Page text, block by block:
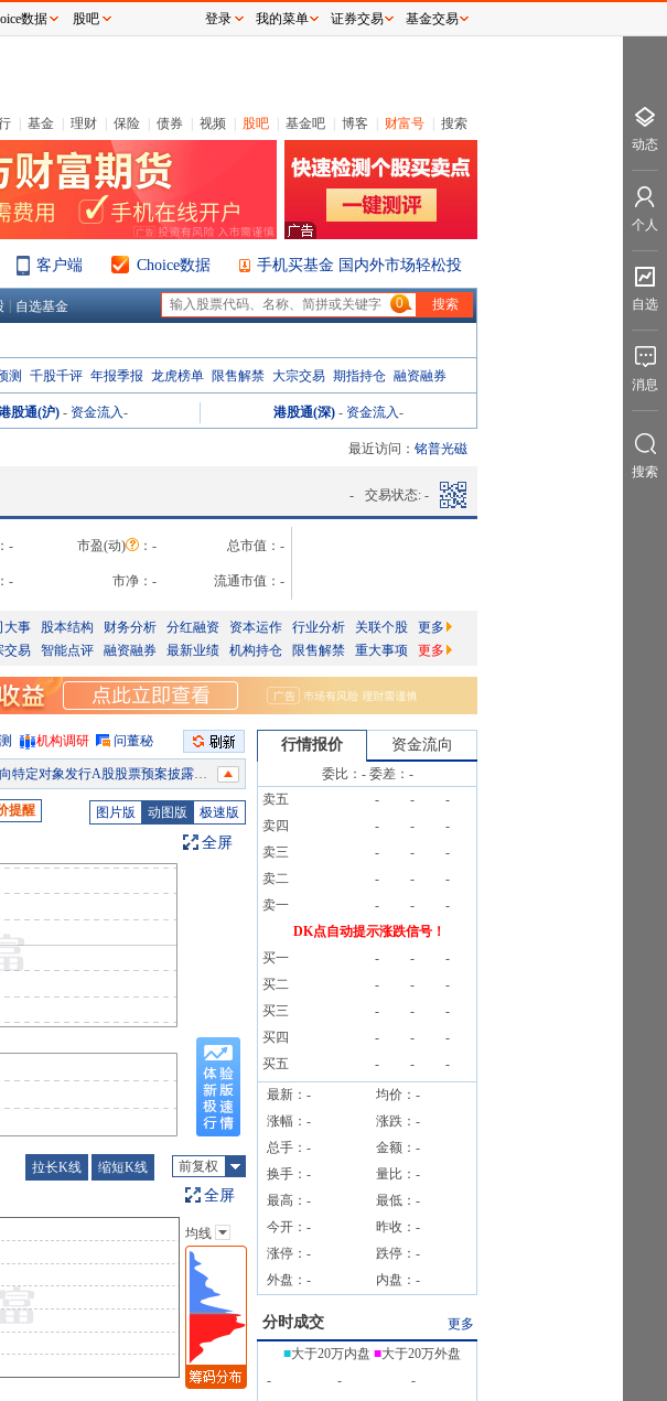
基金 理财 保险 债券 视频 股吧 基金吧 博客 财富号 搜索
客户端 Choice数据 手机买基金 国内外市场轻松投
自选基金 0
测 千股千评 年报季报 龙虎榜单 限售解禁 大宗交易 期指持仓 融资融券
股通(沪) - 资金流入- 港股通(深) - 资金流入-
最近访问： 铭普光磁
- 交易状态: -
- 市盈(动) ： - 总市值： -
- 市净： - 流通市值： -
大事 股本结构 财务分析 分红融资 资本运作 行业分析 关联个股
更多
交易 智能点评 融资融券 最新业绩 机构持仓 限售解禁 重大事项 更多
机构调研 问董秘
股股票预案披露的提示性公告》等15条公告
股数2070.00万股，质押总笔数3笔
股数2070.00万股，质押总笔数3笔
项及注销募集资金专项账户的公告》
股数2070.00万股，质押总笔数3笔
会
虹增持1笔，增持0.01万股
提醒 图片版 动图版 极速版
全屏
拉长K线 缩短K线 前复权
全屏
主图指标
均线
EXPMA
SAR
BBI
均线
行情报价 资金流向
委比： -委差： -
卖五
- -
-
卖四
- -
-
卖三
- -
-
卖二
- -
-
卖一
- -
-
DK点自动提示涨跌信号！
买一
- -
-
买二
- -
-
买三
- -
-
买四
- -
-
买五
- -
-
最新： - 均价： -
涨幅： - 涨跌： -
总手： - 金额： -
换手： - 量比： -
最高： - 最低： -
今开： - 昨收： -
涨停： - 跌停： -
外盘： - 内盘： -
分时成交
更多
■大于20万内盘 ■大于20万外盘
-
-
-
数据 股吧 登录 我的菜单 证券交易 基金交易
动态
个人
自选
消息
搜索